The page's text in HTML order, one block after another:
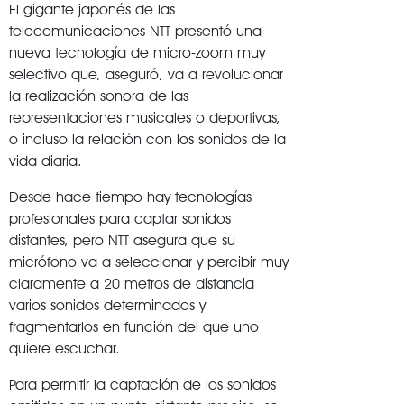
El gigante japonés de las
telecomunicaciones NTT presentó una
nueva tecnología de micro-zoom muy
selectivo que, aseguró, va a revolucionar
la realización sonora de las
representaciones musicales o deportivas,
o incluso la relación con los sonidos de la
vida diaria.
Desde hace tiempo hay tecnologías
profesionales para captar sonidos
distantes, pero NTT asegura que su
micrófono va a seleccionar y percibir muy
claramente a 20 metros de distancia
varios sonidos determinados y
fragmentarlos en función del que uno
quiere escuchar.
Para permitir la captación de los sonidos